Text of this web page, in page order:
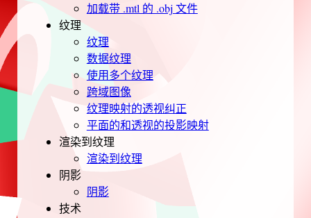
加载带 .mtl 的 .obj 文件
纹理
纹理
数据纹理
使用多个纹理
跨域图像
纹理映射的透视纠正
平面的和透视的投影映射
渲染到纹理
渲染到纹理
阴影
阴影
技术